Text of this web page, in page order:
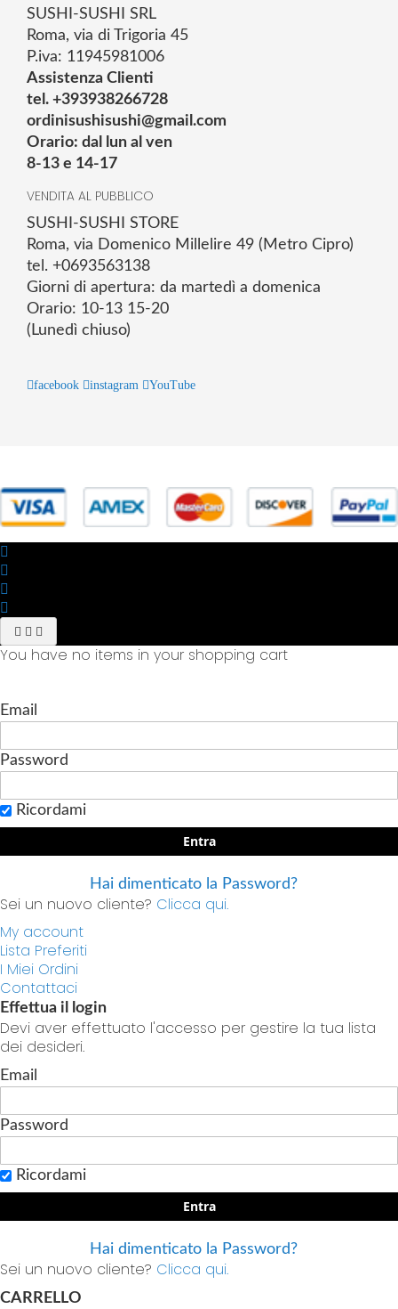
SUSHI-SUSHI SRL
Roma, via di Trigoria 45
P.iva: 11945981006
Assistenza Clienti
tel. +393938266728
ordinisushisushi@gmail.com
Orario: dal lun al ven
8-13 e 14-17
VENDITA AL PUBBLICO
SUSHI-SUSHI STORE
Roma, via Domenico Millelire 49 (Metro Cipro)
tel. +0693563138
Giorni di apertura: da martedì a domenica
Orario: 10-13 15-20
(Lunedì chiuso)
facebook instagram YouTube
You have no items in your shopping cart
Email
Password
Ricordami
Entra
Hai dimenticato la Password?
Sei un nuovo cliente? Clicca qui.
My account
Lista Preferiti
I Miei Ordini
Contattaci
Effettua il login
Devi aver effettuato l'accesso per gestire la tua lista
dei desideri.
Email
Password
Ricordami
Entra
Hai dimenticato la Password?
Sei un nuovo cliente? Clicca qui.
CARRELLO